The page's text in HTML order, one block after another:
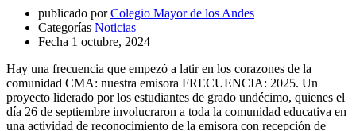
publicado por Colegio Mayor de los Andes
Categorías Noticias
Fecha 1 octubre, 2024
Hay una frecuencia que empezó a latir en los corazones de la
comunidad CMA: nuestra emisora FRECUENCIA: 2025. Un
proyecto liderado por los estudiantes de grado undécimo, quienes el
día 26 de septiembre involucraron a toda la comunidad educativa en
una actividad de reconocimiento de la emisora con recepción de